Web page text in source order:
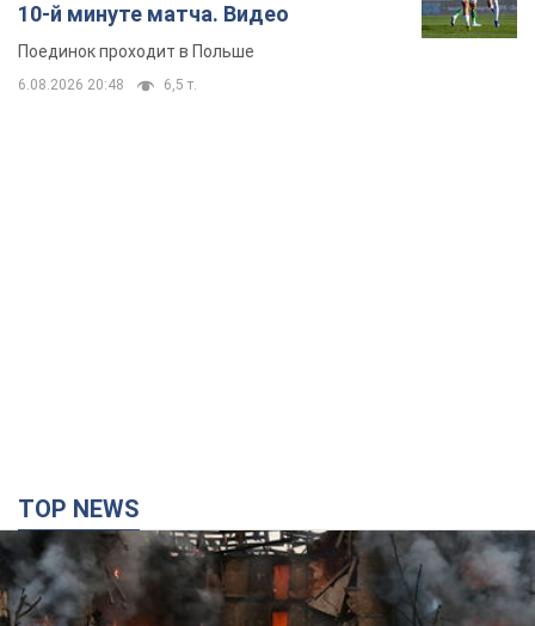
10-й минуте матча. Видео
Поединок проходит в Польше
6.08.2026 20:48 6,5 т.
TOP NEWS